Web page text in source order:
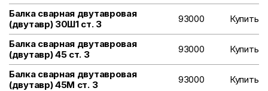
Балка сварная двутавровая
(двутавр) 30Ш1 ст. 3
93000 Купить
Балка сварная двутавровая
(двутавр) 45 ст. 3
93000 Купить
Балка сварная двутавровая
(двутавр) 45М ст. 3
93000 Купить